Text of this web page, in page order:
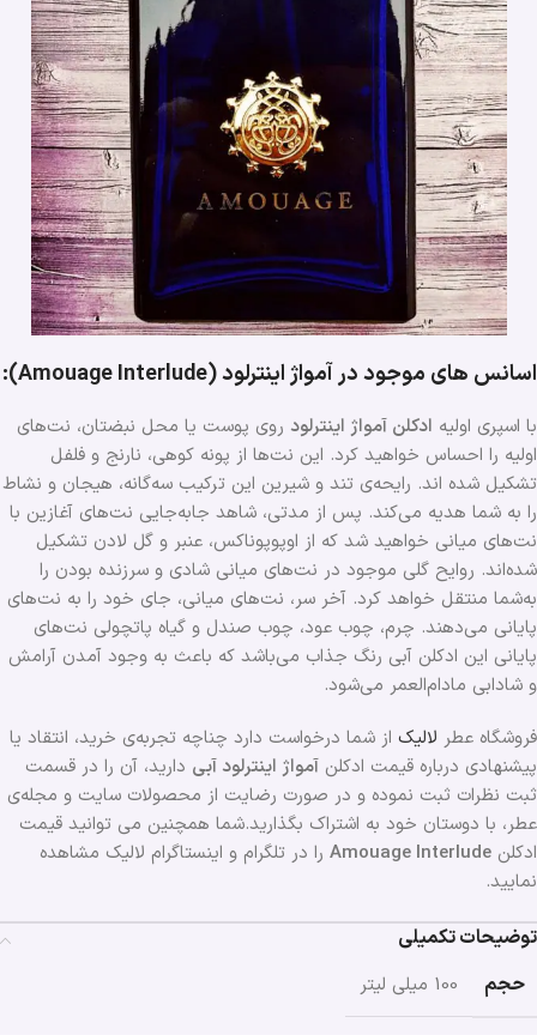
اسانس ‌های موجود در آمواژ اینترلود (Amouage Interlude):
با اسپری اولیه ادکلن آمواژ اینترلود روی ‌‌پوست یا محل نبضتان، نت‌های
اولیه را احساس خواهید کرد. این نت‌ها از پونه کوهی، نارنج و فلفل
تشکیل شده اند. رایحه‌ی تند و شیرین این ترکیب سه‌گانه، هیجان و نشاط
را به شما هدیه می‌کند. پس از مدتی، شاهد جابه‌جایی نت‌های آغازین با
نت‌های میانی خواهید شد که از اوپوپوناکس، عنبر و گل لادن تشکیل
شده‌اند. روایح گلی موجود در نت‌های میانی شادی و سرزنده بودن را
به‌شما منتقل خواهد کرد. آخر سر، نت‌های میانی، جای خود را به نت‌های
پایانی می‌دهند. چرم، چوب عود، چوب صندل و گیاه پاتچولی نت‌های
پایانی این ادکلن آبی رنگ جذاب می‌باشد که باعث به وجود آمدن آرامش
و شادابی مادام‌العمر می‌شود.
فروشگاه عطر لالیک از شما درخواست دارد چناچه تجربه‌ی خرید، انتقاد یا
پیشنهادی درباره قیمت ادکلن آمواژ اینترلود آبی دارید، آن را در قسمت
ثبت نظرات ثبت نموده و در صورت رضایت از محصولات سایت و مجله‌ی
عطر، با دوستان خود به اشتراک بگذارید.شما همچنین می توانید قیمت
ادکلن Amouage Interlude را در تلگرام و اینستاگرام لالیک مشاهده
نمایید.
توضیحات تکمیلی
حجم
100 میلی لیتر